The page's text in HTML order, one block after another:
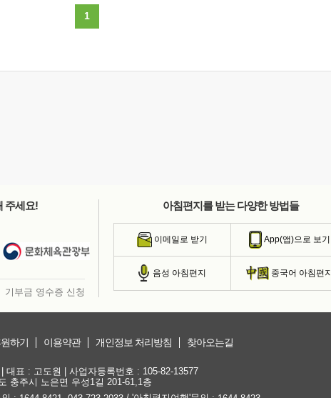
1
주세요!
기부금 영수증 신청
아침편지를 받는 다양한 방법들
이메일로 받기 App(앱)으로 보기
음성 아침편지 중국어 아침편지
하기 이용약관 개인정보 처리방침 찾아오는길
대표 : 고도원 | 사업자등록번호 : 105-82-13577
충주시 노은면 우성1길 201-61,1층